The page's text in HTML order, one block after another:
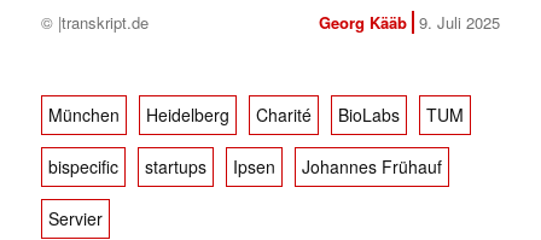
© |transkript.de Georg Kääb 9. Juli 2025
München Heidelberg Charité BioLabs TUM
bispecific startups Ipsen Johannes Frühauf
Servier